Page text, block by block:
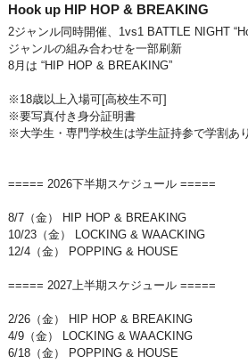
Hook up HIP HOP & BREAKING
2ジャンル同時開催、1vs1 BATTLE NIGHT
ジャンルの組み合わせを一部刷新
8月は “HIP HOP & BREAKING”
※18歳以上入場可[高校生不可]
※要写真付き身分証明書
※大学生・専門学校生は学生証持参で学割あり
===== 2026下半期スケジュール =====
8/7（金） HIP HOP & BREAKING
10/23（金） LOCKING & WAACKING
12/4（金） POPPING & HOUSE
===== 2027上半期スケジュール =====
2/26（金） HIP HOP & BREAKING
4/9（金） LOCKING & WAACKING
6/18（金） POPPING & HOUSE